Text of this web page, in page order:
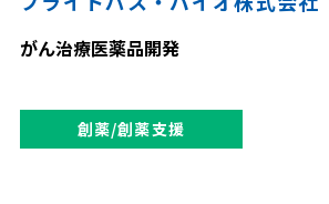
がん治療医薬品開発
創薬/創薬支援